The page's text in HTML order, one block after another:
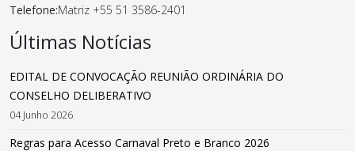
Telefone:Matriz +55 51 3586-2401
Últimas Notícias
EDITAL DE CONVOCAÇÃO REUNIÃO ORDINÁRIA DO
CONSELHO DELIBERATIVO
04 Junho 2026
Regras para Acesso Carnaval Preto e Branco 2026